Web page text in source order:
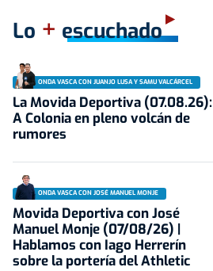
Lo + escuchado
ONDA VASCA CON JUANJO LUSA Y SAMU VALCÁRCEL
La Movida Deportiva (07.08.26):
A Colonia en pleno volcán de
rumores
ONDA VASCA CON JOSÉ MANUEL MONJE
Movida Deportiva con José
Manuel Monje (07/08/26) |
Hablamos con Iago Herrerín
sobre la portería del Athletic